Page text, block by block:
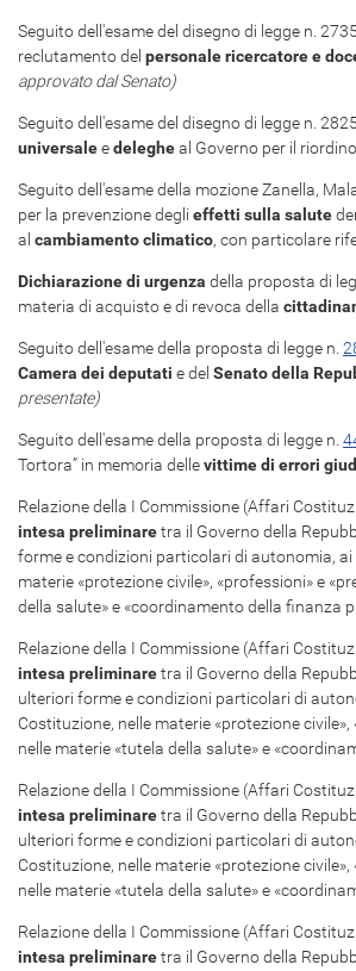
Seguito dell'esame del disegno di legge n.
reclutamento del personale ricercatore e
approvato dal Senato)
Seguito dell'esame del disegno di legge n.
universaleedelegheal Governo per il
Seguito dell'esame della mozione Zanella,
per la prevenzione degli effetti sulla salute
al cambiamento climatico, con particolare
Dichiarazione di urgenza della proposta di
materia di acquisto e di revoca della
Seguito dell'esame della proposta di legge n.
Camera dei deputati e del Senato della
presentate)
Seguito dell'esamedella proposta di legge n.
Tortora” in memoria dellevittime di errori
Relazione della I Commissione (Affari
intesa preliminaretra il Governo della
forme e condizioni particolari di autonomia,
materie «protezione civile», «professioni» e
della salute» e «coordinamento della finanza
Relazione della I Commissione (Affari
intesa preliminaretra il Governo della
ulteriori forme e condizioni particolari di
Costituzione, nelle materie «protezione
nelle materie «tutela della salute» e
Relazione della I Commissione (Affari
intesa preliminaretra il Governo della
ulteriori forme e condizioni particolari di
Costituzione, nelle materie «protezione
nelle materie «tutela della salute» e
Relazione della I Commissione (Affari
intesa preliminaretra il Governo della